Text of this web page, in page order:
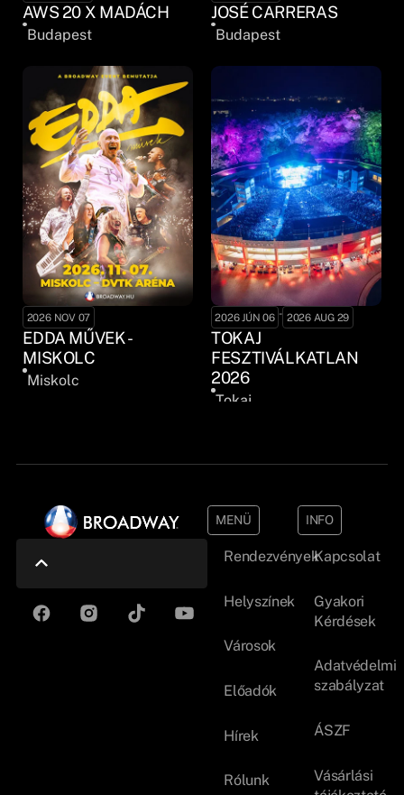
AWS 20 X MADÁCH
Budapest
JOSÉ CARRERAS
Budapest
2026 NOV 07
EDDA MŰVEK -
MISKOLC
Miskolc
2026 JÚN 06 - 2026 AUG 29
TOKAJ
FESZTIVÁLKATLAN
2026
Tokaj
MENÜ
Rendezvények
Helyszínek
Városok
Előadók
Hírek
Rólunk
INFO
Kapcsolat
Gyakori
Kérdések
Adatvédelmi
szabályzat
ÁSZF
Vásárlási